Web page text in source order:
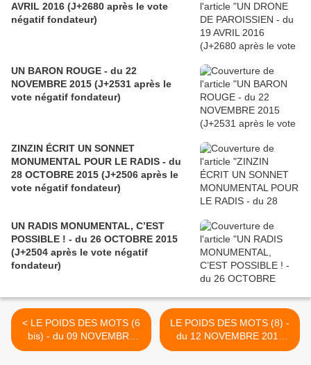
AVRIL 2016 (J+2680 après le vote
négatif fondateur)
UN BARON ROUGE - du 22
NOVEMBRE 2015 (J+2531 après le
vote négatif fondateur)
ZINZIN ÉCRIT UN SONNET
MONUMENTAL POUR LE RADIS - du
28 OCTOBRE 2015 (J+2506 après le
vote négatif fondateur)
UN RADIS MONUMENTAL, C’EST
POSSIBLE ! - du 26 OCTOBRE 2015
(J+2504 après le vote négatif
fondateur)
< LE POIDS DES MOTS (6
bis) - du 09 NOVEMBRE
2015 (J+2518 après le vote
LE POIDS DES MOTS (8) -
du 12 NOVEMBRE 2015
(J+2521 après le vote